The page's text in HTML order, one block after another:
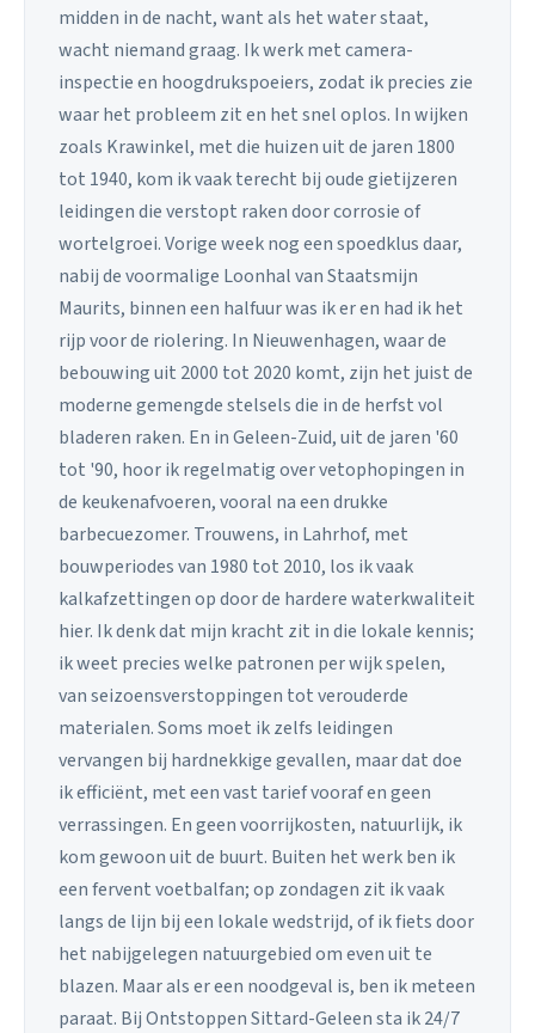
midden in de nacht, want als het water staat,
wacht niemand graag. Ik werk met camera-
inspectie en hoogdrukspoeiers, zodat ik precies zie
waar het probleem zit en het snel oplos. In wijken
zoals Krawinkel, met die huizen uit de jaren 1800
tot 1940, kom ik vaak terecht bij oude gietijzeren
leidingen die verstopt raken door corrosie of
wortelgroei. Vorige week nog een spoedklus daar,
nabij de voormalige Loonhal van Staatsmijn
Maurits, binnen een halfuur was ik er en had ik het
rijp voor de riolering. In Nieuwenhagen, waar de
bebouwing uit 2000 tot 2020 komt, zijn het juist de
moderne gemengde stelsels die in de herfst vol
bladeren raken. En in Geleen-Zuid, uit de jaren '60
tot '90, hoor ik regelmatig over vetophopingen in
de keukenafvoeren, vooral na een drukke
barbecuezomer. Trouwens, in Lahrhof, met
bouwperiodes van 1980 tot 2010, los ik vaak
kalkafzettingen op door de hardere waterkwaliteit
hier. Ik denk dat mijn kracht zit in die lokale kennis;
ik weet precies welke patronen per wijk spelen,
van seizoensverstoppingen tot verouderde
materialen. Soms moet ik zelfs leidingen
vervangen bij hardnekkige gevallen, maar dat doe
ik efficiënt, met een vast tarief vooraf en geen
verrassingen. En geen voorrijkosten, natuurlijk, ik
kom gewoon uit de buurt. Buiten het werk ben ik
een fervent voetbalfan; op zondagen zit ik vaak
langs de lijn bij een lokale wedstrijd, of ik fiets door
het nabijgelegen natuurgebied om even uit te
blazen. Maar als er een noodgeval is, ben ik meteen
paraat. Bij Ontstoppen Sittard-Geleen sta ik 24/7